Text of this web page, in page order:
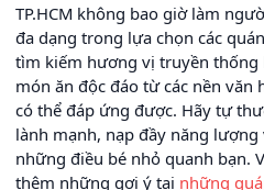
TP.HCM không bao giờ làm
đa dạng trong lựa chọn các
tìm kiếm hương vị truyền
món ăn độc đáo từ các nền văn
có thể đáp ứng được. Hãy tự
lành mạnh, nạp đầy năng
những điều bé nhỏ quanh bạn.
thêm những gợi ý tại những